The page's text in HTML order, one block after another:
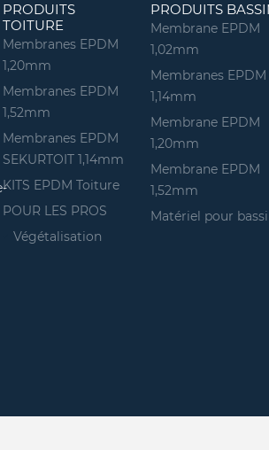
PRODUITS
TOITURE
Membranes EPDM
1,20mm
Membranes EPDM
1,52mm
Membranes EPDM
SEKURTOIT 1,14mm
KITS EPDM Toiture
POUR LES PROS
Végétalisation
PRODUITS
Membrane EPDM
1,02mm
Membranes EPDM
1,14mm
Membrane EPDM
1,20mm
Membrane EPDM
1,52mm
Matériel pour